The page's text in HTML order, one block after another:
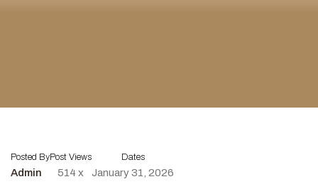
Posted By
Admin
Post Views
514 x
Dates
January 31, 2026